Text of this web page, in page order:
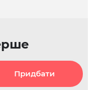
Придбати